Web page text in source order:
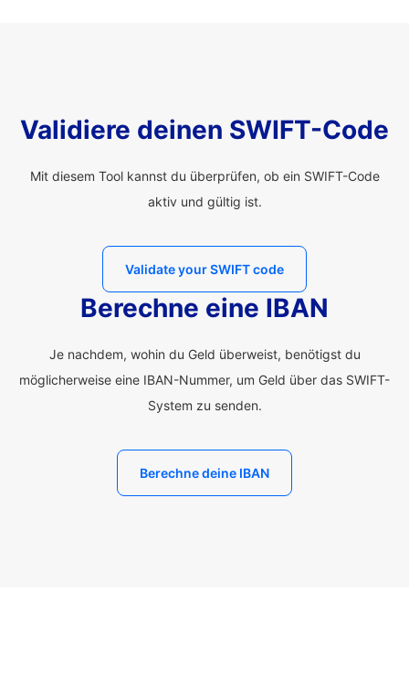
Validiere deinen SWIFT-Code
Mit diesem Tool kannst du überprüfen, ob ein SWIFT-Code
aktiv und gültig ist.
Validate your SWIFT code
Berechne eine IBAN
Je nachdem, wohin du Geld überweist, benötigst du
möglicherweise eine IBAN-Nummer, um Geld über das SWIFT-
System zu senden.
Berechne deine IBAN